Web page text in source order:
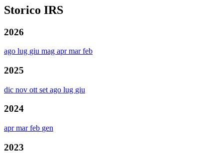
Storico IRS
2026
ago lug giu mag aprmarfeb
2025
dic nov ott set ago lug giu
2024
aprmarfeb gen
2023